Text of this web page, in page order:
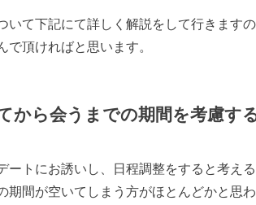
いて下記にて詳しく解説をして行きます
で頂ければと思います。
から会うまでの期間を考慮す
ートにお誘いし、日程調整をすると考え
期間が空いてしまう方がほとんどかと思わ